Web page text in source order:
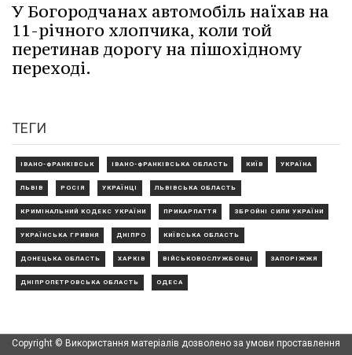
У Богородчанах автомобіль наїхав на
11-річного хлопчика, коли той
перетинав дорогу на пішохідному
переході.
ТЕГИ
ІВАНО-ФРАНКІВСЬК ІВАНО-ФРАНКІВСЬКА ОБЛАСТЬ КИЇВ УКРАЇНА
ЛЬВІВ РОСІЯ УКРАЇНЦІ ЛЬВІВСЬКА ОБЛАСТЬ
КРИМІНАЛЬНИЙ КОДЕКС УКРАЇНИ ПРИКАРПАТТЯ ЗБРОЙНІ СИЛИ УКРАЇНИ
УКРАЇНСЬКА ГРИВНЯ ДНІПРО КИЇВСЬКА ОБЛАСТЬ
ДОНЕЦЬКА ОБЛАСТЬ ХАРКІВ ВІЙСЬКОВОСЛУЖБОВЦІ ЗАПОРІЖЖЯ
ДНІПРОПЕТРОВСЬКА ОБЛАСТЬ ОДЕСА
Copyright © Використання матеріалів дозволено за умови проставлення